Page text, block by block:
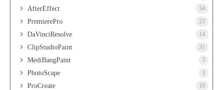
AfterEffect 34
PremierePro 23
DaVinciResolve 14
ClipStudioPaint 31
MediBangPaint 5
PhotoScape 3
ProCreate 19